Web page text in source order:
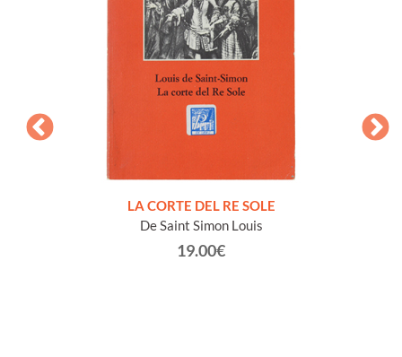
LA CORTE DEL RE SOLE
De Saint Simon Louis
19.00€